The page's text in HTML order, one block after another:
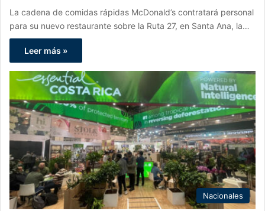
La cadena de comidas rápidas McDonald’s contratará personal
para su nuevo restaurante sobre la Ruta 27, en Santa Ana, la…
Leer más »
Nacionales